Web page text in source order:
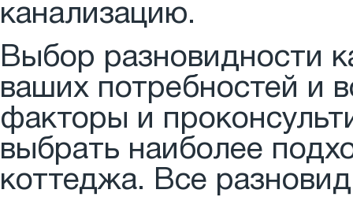
канализацию.
Выбор разновидности
ваших потребностей и
факторы и
выбрать наиболее
коттеджа. Все